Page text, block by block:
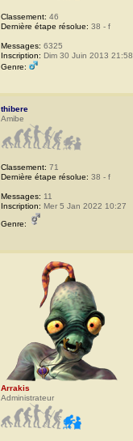
Classement: 46
Dernière étape résolue: 38 - f
Messages: 6325
Inscription: Dim 30 Juin 2013 21:58
Genre:
thibere
Amibe
Classement: 71
Dernière étape résolue: 38 - f
Messages: 11
Inscription: Mer 5 Jan 2022 10:27
Genre:
Arrakis
Administrateur